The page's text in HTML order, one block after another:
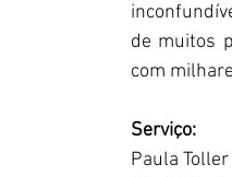
de muitos
com
Serviço:
Paula Toller